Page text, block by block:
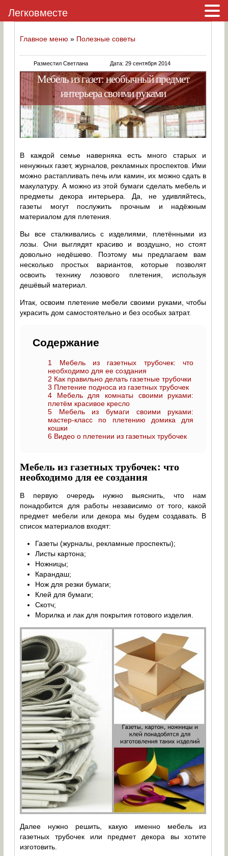
Главное меню » Полезные советы
Разместил Светлана Дата: 29 сентября 2014
Мебель из газет: необычный предмет
интерьера своими руками
В каждой семье наверняка есть много старых и
ненужных газет, журналов, рекламных проспектов. Ими
можно растапливать печь или камин, их можно сдать в
макулатуру. А можно из этой бумаги сделать мебель и
предметы декора интерьера. Да, не удивляйтесь,
газеты могут послужить прочным и надёжным
материалом для плетения.
Вы все сталкивались с изделиями, плетёнными из
лозы. Они выглядят красиво и воздушно, но стоят
довольно недёшево. Поэтому мы предлагаем вам
несколько простых вариантов, которые позволят
освоить технику лозового плетения, используя
дешёвый материал.
Итак, освоим плетение мебели своими руками, чтобы
украсить дом самостоятельно и без особых затрат.
Содержание
1
Мебель из газетных трубочек: что
необходимо для ее создания
2 Как правильно делать газетные трубочки
3 Плетение подноса из газетных трубочек
4 Мебель для комнаты своими руками:
плетём красивое кресло
5 Мебель из бумаги своими руками:
мастер-класс по плетению домика для
кошки
6 Видео о плетении из газетных трубочек
Мебель из газетных трубочек: что
необходимо для ее создания
В первую очередь нужно выяснить, что нам
понадобится для работы независимо от того, какой
предмет мебели или декора мы будем создавать. В
список материалов входят:
Газеты (журналы, рекламные проспекты);
Листы картона;
Ножницы;
Карандаш;
Нож для резки бумаги;
Клей для бумаги;
Скотч;
Морилка и лак для покрытия готового изделия.
Далее нужно решить, какую именно мебель из
газетных трубочек или предмет декора вы хотите
изготовить.
Легковместе